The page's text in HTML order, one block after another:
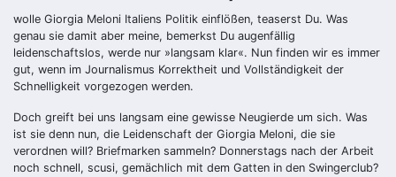
wolle Giorgia Meloni Italiens Politik einflößen, teaserst Du. Was
genau sie damit aber meine, bemerkst Du augenfällig
leidenschaftslos, werde nur »langsam klar«. Nun finden wir es immer
gut, wenn im Journalismus Korrektheit und Vollständigkeit der
Schnelligkeit vorgezogen werden.
Doch greift bei uns langsam eine gewisse Neugierde um sich. Was
ist sie denn nun, die Leidenschaft der Giorgia Meloni, die sie
verordnen will? Briefmarken sammeln? Donnerstags nach der Arbeit
noch schnell, scusi, gemächlich mit dem Gatten in den Swingerclub?